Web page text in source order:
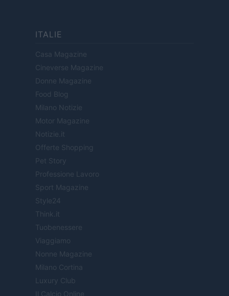
ITALIE
Casa Magazine
Cineverse Magazine
Donne Magazine
Food Blog
Milano Notizie
Motor Magazine
Notizie.it
Offerte Shopping
Pet Story
Professione Lavoro
Sport Magazine
Style24
Think.it
Tuobenessere
Viaggiamo
Nonne Magazine
Milano Cortina
Luxury Club
Il Calcio Online